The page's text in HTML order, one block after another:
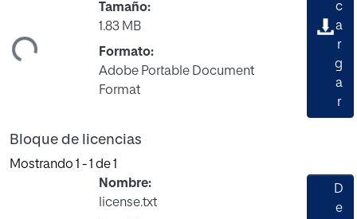
Tamaño:
1.83 MB
Formato:
Adobe Portable Document
Format
c
a
r
g
a
r
Bloque de licencias
Mostrando 1 - 1 de 1
Nombre:
license.txt
D
e